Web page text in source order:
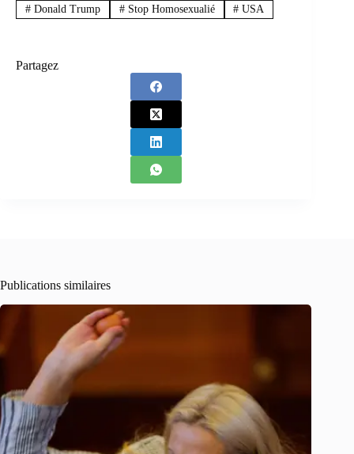
#Donald Trump #Stop Homosexualié # USA
Partagez
Publications similaires